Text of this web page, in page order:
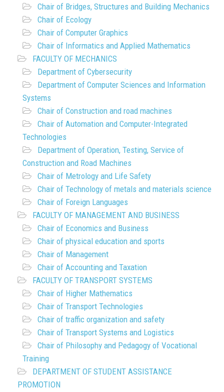
Chair of Bridges, Structures and Building Mechanics
Chair of Ecology
Chair of Computer Graphics
Chair of Informatics and Applied Mathematics
FACULTY OF MECHANICS
Department of Cybersecurity
Department of Computer Sciences and Information
Systems
Chair of Construction and road machines
Chair of Automation and Computer-Integrated
Technologies
Department of Operation, Testing, Service of
Construction and Road Machines
Chair of Metrology and Life Safety
Chair of Technology of metals and materials science
Chair of Foreign Languages
FACULTY OF MANAGEMENT AND BUSINESS
Chair of Economics and Business
Chair of physical education and sports
Chair of Management
Chair of Accounting and Taxation
FACULTY OF TRANSPORT SYSTEMS
Chair of Higher Mathematics
Chair of Transport Technologies
Chair of traffic organization and safety
Chair of Transport Systems and Logistics
Chair of Philosophy and Pedagogy of Vocational
Training
DEPARTMENT OF STUDENT ASSISTANCE
PROMOTION